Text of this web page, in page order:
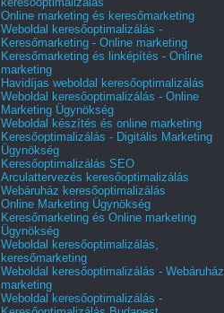
Online marketing és keresőmarketing
Weboldal keresőoptimalizálás -
Keresőmarketing - Online marketing
Keresőmarketing és linképítés - Online
marketing
Havidíjas weboldal keresőoptimalizálás
Weboldal keresőoptimalizálás - Online
Marketing Ügynökség
Weboldal készítés és online marketing
Keresőoptimalizálás - Digitális Marketing
Ügynökség
Keresőoptimalizálás SEO
Arculattervezés keresőoptimalizálás
Webáruház keresőoptimalizálás
Online Marketing Ügynökség
Keresőmarketing és Online marketing
Ügynökség
Weboldal keresőoptimalizálás,
keresőmarketing
Weboldal keresőoptimalizálás - Webáruház
marketing
Weboldal keresőoptimalizálás -